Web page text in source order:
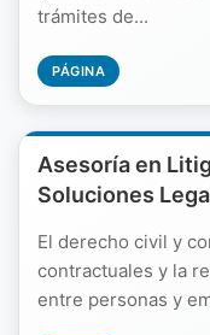
trámites de...
PÁGINA
Asesoría en
Soluciones
El derecho civil y
contractuales y la
entre personas y